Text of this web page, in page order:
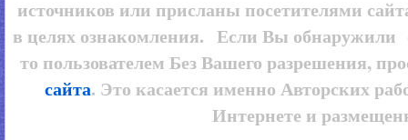
источников или присланы посетителями
в целях ознакомления. Если Вы
то пользователем Без Вашего разрешения,
сайта. Это касается именно Авторских
Интернете и